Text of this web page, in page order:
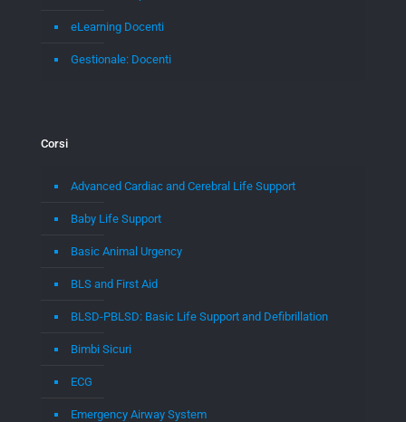
eLearning Docenti
Gestionale: Docenti
Corsi
Advanced Cardiac and Cerebral Life Support
Baby Life Support
Basic Animal Urgency
BLS and First Aid
BLSD-PBLSD: Basic Life Support and Defibrillation
Bimbi Sicuri
ECG
Emergency Airway System